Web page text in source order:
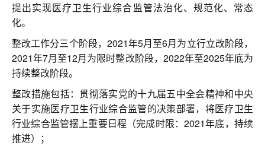
提出实现医疗卫生行业综合监管法治化、规范化、常态
化。
整改工作分三个阶段，2021年5月至6月为立行立改阶段，
2021年7月至12月为限时整改阶段，2022年至2025年底为
持续整改阶段。
整改措施包括：贯彻落实党的十九届五中全会精神和中央
关于实施医疗卫生行业综合监管的决策部署，将医疗卫生
行业综合监管摆上重要日程（完成时限：2021年底，持续
推进）；